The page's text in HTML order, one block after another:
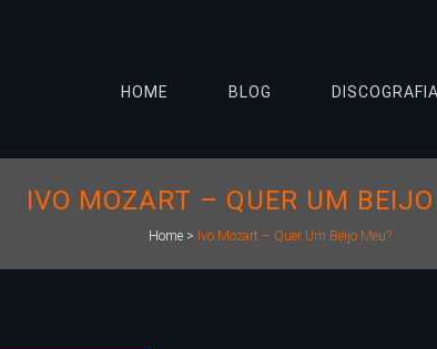
HOME BLOG DISCOGRAFIA
IVO MOZART – QUER UM
Home> Ivo Mozart – Quer Um Beijo Meu?